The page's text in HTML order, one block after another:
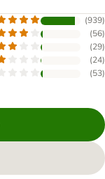
(939)
(56)
(29)
(24)
(53)